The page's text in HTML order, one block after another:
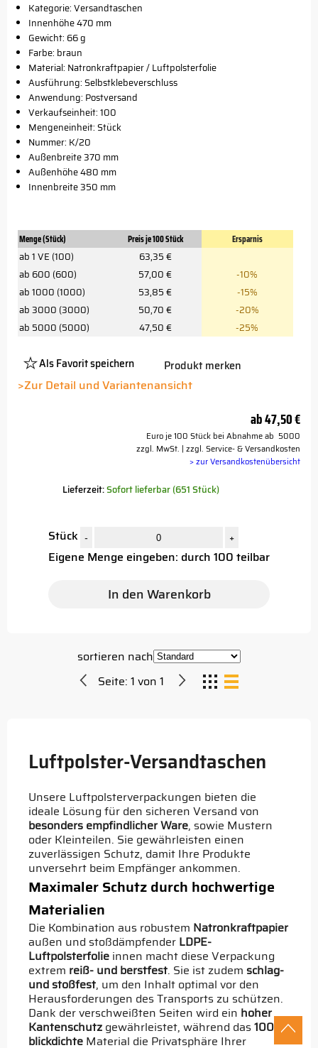
Kategorie: Versandtaschen
Innenhöhe 470 mm
Gewicht: 66 g
Farbe: braun
Material: Natronkraftpapier / Luftpolsterfolie
Ausführung: Selbstklebeverschluss
Anwendung: Postversand
Verkaufseinheit: 100
Mengeneinheit: Stück
Nummer: K/20
Außenbreite 370 mm
Außenhöhe 480 mm
Innenbreite 350 mm
Menge (Stück) Preis je 100 Stück
Ersparnis
ab 1 VE (100)
63,35 €
ab 600 (600)
57,00 €
-10%
ab 1000 (1000)
53,85 €
-15%
ab 3000 (3000)
50,70 €
-20%
ab 5000 (5000)
47,50 € -25%
Als Favorit speichern
Platzhalter
Button
Produkt merken
>Zur Detail und Variantenansicht
ab47,50 €
Euro je 100 Stück bei Abnahme ab 5000
zzgl. MwSt. | zzgl. Service- & Versandkosten
> zur Versandkostenübersicht
Lieferzeit:Sofort lieferbar (651 Stück)
Stück - +
Eigene Menge eingeben: durch 100 teilbar
In den Warenkorb
sortieren nach
Seite: 1 von 1
Luftpolster-Versandtaschen
Unsere Luftpolsterverpackungen bieten die
ideale Lösung für den sicheren Versand von
besonders empfindlicher Ware, sowie Mustern
oder Kleinteilen. Sie gewährleisten einen
zuverlässigen Schutz, damit Ihre Produkte
unversehrt beim Empfänger ankommen.
Maximaler Schutz durch hochwertige
Materialien
Die Kombination aus robustem Natronkraftpapier
außen und stoßdämpfender LDPE-
Luftpolsterfolie innen macht diese Verpackung
extrem reiß- und berstfest. Sie ist zudem schlag-
und stoßfest, um den Inhalt optimal vor den
Herausforderungen des Transports zu schützen.
Dank der verschweißten Seiten wird ein hoher
Kantenschutz gewährleistet, während das 100%
blickdichte Material die Privatsphäre Ihrer